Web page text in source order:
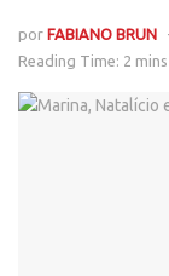
por FABIANO BRUN
Reading Time: 2